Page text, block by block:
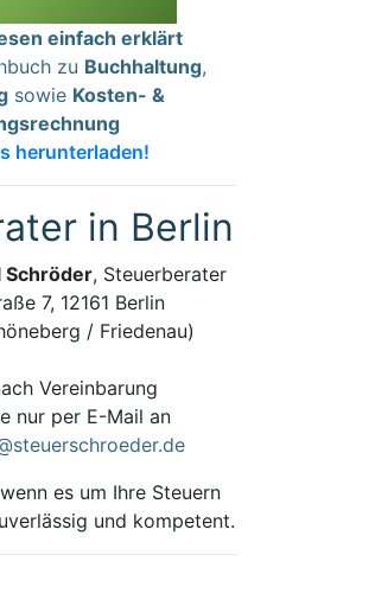
einfach erklärt
zu Buchhaltung,
sowie Kosten- &
herunterladen!
in Berlin
Schröder, Steuerberater
7, 12161 Berlin
/ Friedenau)
Vereinbarung
nur per E-Mail an
es um Ihre Steuern
und kompetent.